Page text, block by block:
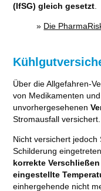
(IfSG) gleich gesetzt
» Die
Über die Allgefahren-
von Medikamenten
unvorhergesehenen
Stromausfall versichert.
Nicht versichert jedoch
Schilderung
korrekte Verschließen
eingestellte
einhergehende nicht